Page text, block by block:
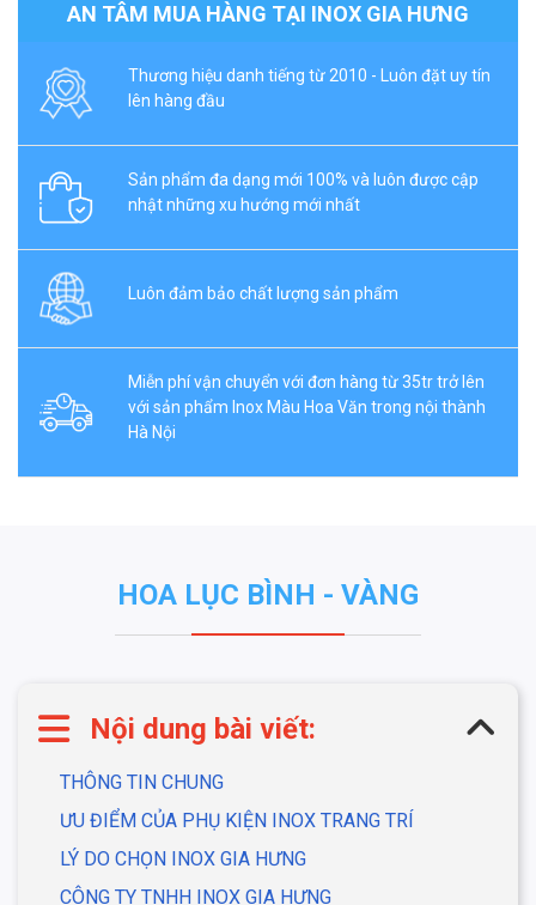
AN TÂM MUA HÀNG TẠI INOX GIA HƯNG
Thương hiệu danh tiếng từ 2010 - Luôn đặt uy tín
lên hàng đầu
Sản phẩm đa dạng mới 100% và luôn được cập
nhật những xu hướng mới nhất
Luôn đảm bảo chất lượng sản phẩm
Miễn phí vận chuyển với đơn hàng từ 35tr trở lên
với sản phẩm Inox Màu Hoa Văn trong nội thành
Hà Nội
HOA LỤC BÌNH - VÀNG
Nội dung bài viết:
THÔNG TIN CHUNG
ƯU ĐIỂM CỦA PHỤ KIỆN INOX TRANG TRÍ
LÝ DO CHỌN INOX GIA HƯNG
CÔNG TY TNHH INOX GIA HƯNG